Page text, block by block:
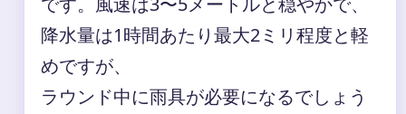
降水量は1時間あたり最大2ミリ程度と軽
めですが、
ラウンド中に雨具が必要になるでしょう